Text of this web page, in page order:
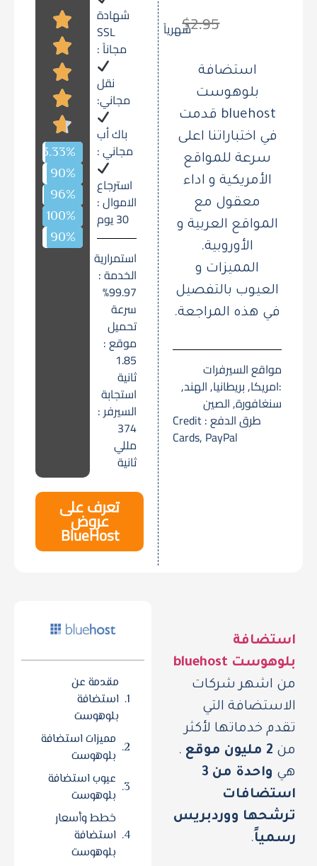
شهادة
SSL
مجاناً :
نقل
مجاني:
باك أب
مجاني :
استرجاع
الاموال :
30 يوم
استمرارية
الخدمة :
99.97%
سرعة
تحميل
موقع :
1.85
ثانية
استجابة
السيرفر :
374
مللي
ثانية
الاداء
93.33%
المواصفات
90%
مزايا مجانية
96%
الدعم
100%
السعر
90%
تعرف على
عروض
BlueHost
$2.95شهرياً
استضافة
بلوهوست
bluehost قدمت
في اختباراتنا اعلى
سرعة للمواقع
الأمريكية و اداء
معقول مع
المواقع العربية و
الأوروبية.
المميزات و
العيوب بالتفصيل
في هذه المراجعة.
مواقع السيرفرات
:امريكا, بريطانيا, الهند,
سنغافورة, الصين
طرق الدفع : Credit
Cards, PayPal
استضافة
بلوهوست bluehost
من اشهر شركات
الاستضافة التي
تقدم خدماتها لأكثر
من 2 مليون موقع
.
هي
واحدة من 3
استضافات
ترشحها ووردبريس
رسمياً.
مقدمة عن
استضافة
بلوهوست
مميزات استضافة
بلوهوست
عيوب استضافة
بلوهوست
خطط وأسعار
استضافة
بلوهوست